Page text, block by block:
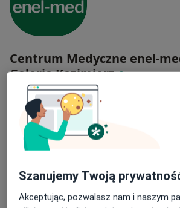
Centrum Medyczne enel-
Galeria Kazimierz
Radiologia, Interna, Dermatologia
24 opinie
Podgórska 34, Kraków
USG piersi
lek. Błażej Kużdżał
lek. Łukasz Ochyra
Szanujemy Twoją
Akceptując, pozwalasz nam i naszym